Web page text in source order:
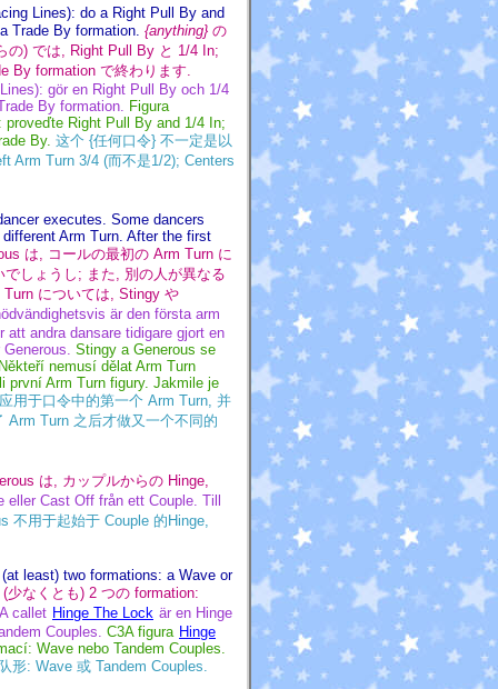
Lines): do a Right Pull By and
Trade By formation. {anything} の
の) では, Right Pull By と 1/4 In;
By formation で終わります.
gör en Right Pull By och 1/4
By formation. Figura
Right Pull By and 1/4 In;
By. 这个 {任何口令} 不一定是以
Arm Turn 3/4 (而不是1/2); Centers
executes. Some dancers
Arm Turn. After the first
は, コールの最初の Arm Turn に
しょうし; また, 別の人が異なる
については, Stingy や
är den första arm
att andra dansare tidigare gjort en
Stingy a Generous se
nemusí dělat Arm Turn
první Arm Turn figury. Jakmile je
用于口令中的第一个 Arm Turn, 并
Arm Turn 之后才做又一个不同的
は, カップルからの Hinge,
Cast Off från ett Couple. Till
不用于起始于 Couple 的Hinge,
least) two formations: a Wave or
なくとも) 2 つの formation:
callet Hinge The Lock är en Hinge
Couples. C3A figura Hinge
Wave nebo Tandem Couples.
: Wave 或 Tandem Couples.